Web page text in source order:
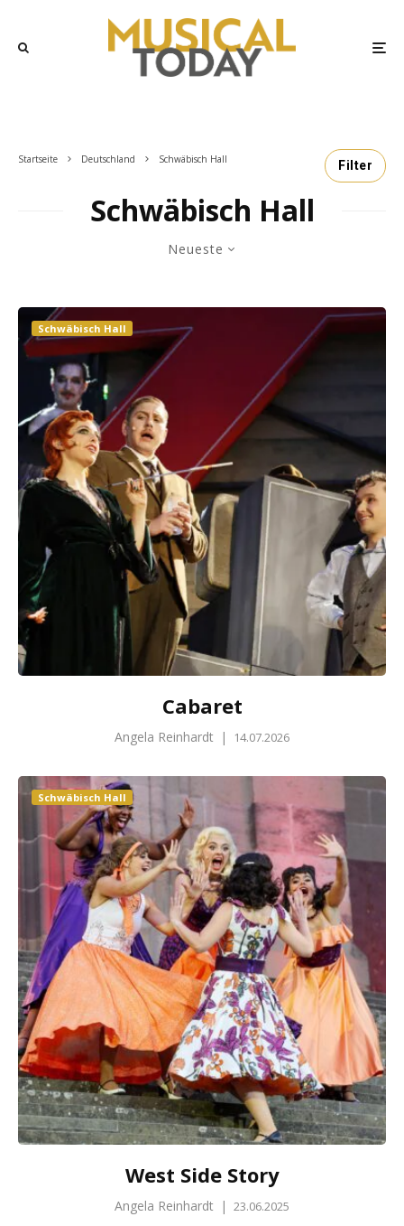
Startseite Deutschland Schwäbisch Hall Filter
Schwäbisch Hall
Neueste
Schwäbisch Hall
Cabaret
Angela Reinhardt | 14.07.2026
Schwäbisch Hall
West Side Story
Angela Reinhardt | 23.06.2025